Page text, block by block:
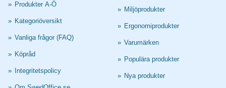
» Produkter A-Ö
» Kategoriöversikt
» Vanliga frågor (FAQ)
» Köpråd
» Integritetspolicy
» Miljöprodukter
» Ergonomiprodukter
» Varumärken
» Populära produkter
» Nya produkter